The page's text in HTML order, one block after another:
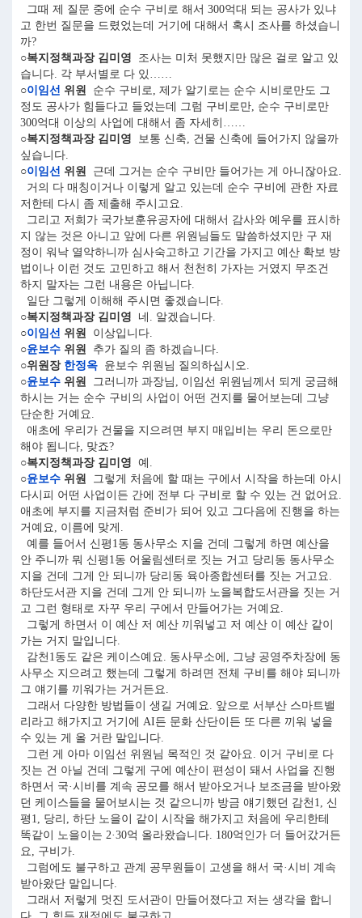
그때 제 질문 중에 순수 구비로 해서 300억대 되는 공사가 있냐
고 한번 질문을 드렸었는데 거기에 대해서 혹시 조사를 하셨습니
까?
○복지정책과장 김미영 조사는 미처 못했지만 많은 걸로 알고 있
습니다. 각 부서별로 다 있……
○이임선 위원
순수 구비로, 제가 알기로는 순수 시비로만도 그
정도 공사가 힘들다고 들었는데 그럼 구비로만, 순수 구비로만
300억대 이상의 사업에 대해서 좀 자세히……
○복지정책과장 김미영 보통 신축, 건물 신축에 들어가지 않을까
싶습니다.
○이임선 위원
근데 그거는 순수 구비만 들어가는 게 아니잖아요.
거의 다 매칭이거나 이렇게 알고 있는데 순수 구비에 관한 자료
저한테 다시 좀 제출해 주시고요.
그리고 저희가 국가보훈유공자에 대해서 감사와 예우를 표시하
지 않는 것은 아니고 앞에 다른 위원님들도 말씀하셨지만 구 재
정이 워낙 열악하니까 심사숙고하고 기간을 가지고 예산 확보 방
법이나 이런 것도 고민하고 해서 천천히 가자는 거였지 무조건
하지 말자는 그런 내용은 아닙니다.
일단 그렇게 이해해 주시면 좋겠습니다.
○복지정책과장 김미영 네. 알겠습니다.
○이임선 위원
이상입니다.
○윤보수 위원
추가 질의 좀 하겠습니다.
○위원장 한정옥 윤보수 위원님 질의하십시오.
○윤보수 위원
그러니까 과장님, 이임선 위원님께서 되게 궁금해
하시는 거는 순수 구비의 사업이 어떤 건지를 물어보는데 그냥
단순한 거예요.
애초에 우리가 건물을 지으려면 부지 매입비는 우리 돈으로만
해야 됩니다, 맞죠?
○복지정책과장 김미영 예.
○윤보수 위원
그렇게 처음에 할 때는 구에서 시작을 하는데 아시
다시피 어떤 사업이든 간에 전부 다 구비로 할 수 있는 건 없어요.
애초에 부지를 지금처럼 준비가 되어 있고 그다음에 진행을 하는
거예요, 이름에 맞게.
예를 들어서 신평1동 동사무소 지을 건데 그렇게 하면 예산을
안 주니까 뭐 신평1동 어울림센터로 짓는 거고 당리동 동사무소
지을 건데 그게 안 되니까 당리동 육아종합센터를 짓는 거고요.
하단도서관 지을 건데 그게 안 되니까 노을복합도서관을 짓는 거
고 그런 형태로 자꾸 우리 구에서 만들어가는 거예요.
그렇게 하면서 이 예산 저 예산 끼워넣고 저 예산 이 예산 같이
가는 거지 말입니다.
감천1동도 같은 케이스예요. 동사무소에, 그냥 공영주차장에 동
사무소 지으려고 했는데 그렇게 하려면 전체 구비를 해야 되니까
그 얘기를 끼워가는 거거든요.
그래서 다양한 방법들이 생길 거예요. 앞으로 서부산 스마트밸
리라고 해가지고 거기에 AI든 문화 산단이든 또 다른 끼워 넣을
수 있는 게 올 거란 말입니다.
그런 게 아마 이임선 위원님 목적인 것 같아요. 이거 구비로 다
짓는 건 아닐 건데 그렇게 구에 예산이 편성이 돼서 사업을 진행
하면서 국·시비를 계속 공모를 해서 받아오거나 보조금을 받아왔
던 케이스들을 물어보시는 것 같으니까 방금 얘기했던 감천1, 신
평1, 당리, 하단 노을이 같이 시작을 해가지고 처음에 우리한테
똑같이 노을이는 2·30억 올라왔습니다. 180억인가 더 들어갔거든
요, 구비가.
그럼에도 불구하고 관계 공무원들이 고생을 해서 국·시비 계속
받아왔단 말입니다.
그래서 저렇게 멋진 도서관이 만들어졌다고 저는 생각을 합니